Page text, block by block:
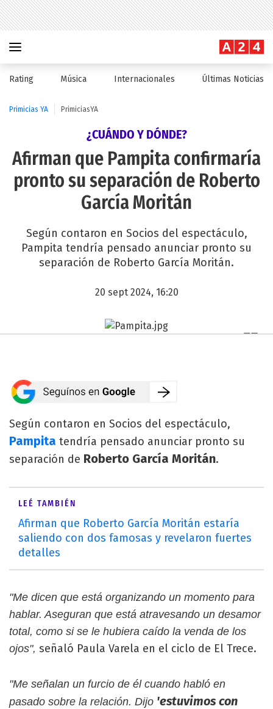
Rating Música Internacionales Últimas Noticias
Primicias YA PrimiciasYA
¿CUÁNDO Y DÓNDE?
Afirman que Pampita confirmaría
pronto su separación de Roberto
García Moritán
Según contaron en Socios del espectáculo,
Pampita tendría pensado anunciar pronto su
separación de Roberto García Moritán.
20 sept 2024, 16:20
Según contaron en Socios del espectáculo,
Pampita tendría pensado anunciar pronto su
separación de Roberto García Moritán.
LEÉ TAMBIÉN
Afirman que Roberto García Moritán estaría
saliendo con dos famosas y revelaron fuertes
detalles
"Me dicen que está organizando un momento para
hablar. Aseguran que está atravesando un desamor
total, como si se le hubiera caído la venda de los
ojos", señaló Paula Varela en el ciclo de El Trece.
"Me señalan un furcio de él cuando habló en
pasado sobre la relación. Dijo 'estuvimos con